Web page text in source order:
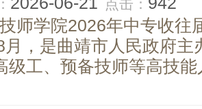
点击：
师学院2026年中专收往
月，是曲靖市人民政府主
级工、预备技师等高技